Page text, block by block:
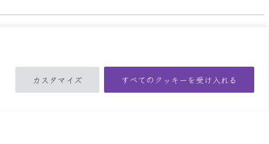
カスタマイズ すべてのクッキーを受け入れる